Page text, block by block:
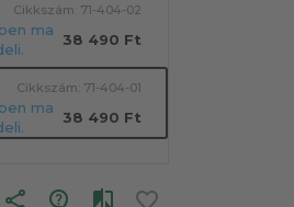
Cikkszám: 71-404-02
ma
38 490 Ft
Cikkszám: 71-404-01
ma
38 490 Ft
share